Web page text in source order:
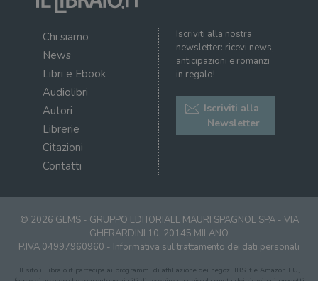
Chi siamo
News
Libri e Ebook
Audiolibri
Autori
Librerie
Citazioni
Contatti
Iscriviti alla nostra
newsletter: ricevi news,
anticipazioni e romanzi
in regalo!
Iscriviti alla
Newsletter
© 2026 GEMS - GRUPPO EDITORIALE MAURI SPAGNOL SPA - VIA
GHERARDINI 10, 20145 MILANO
P.IVA 04997960960 - Informativa sul trattamento dei dati personali
Il sito ilLibraio.it partecipa ai programmi di affiliazione dei negozi IBS.it e Amazon EU,